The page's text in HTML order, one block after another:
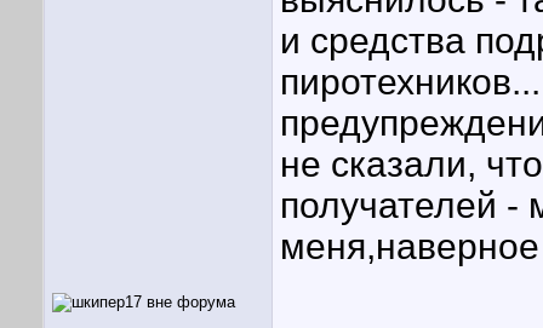
и средства
не сказали,
получателей -